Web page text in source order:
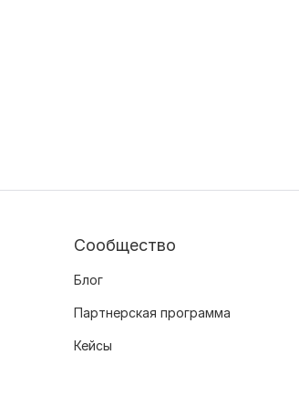
Сообщество
Блог
Партнерская программа
Кейсы